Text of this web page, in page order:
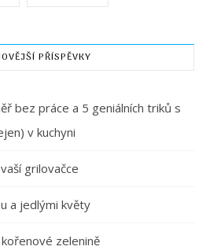
PŘÍSPĚVKY
bez práce a 5 geniálních triků s
v kuchyni
grilovačce
a jedlými květy
zelenině